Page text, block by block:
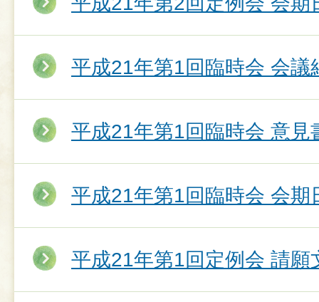
平成21年第1回臨時会 会議
平成21年第1回臨時会 意見
平成21年第1回臨時会 会期
平成21年第1回定例会 請願